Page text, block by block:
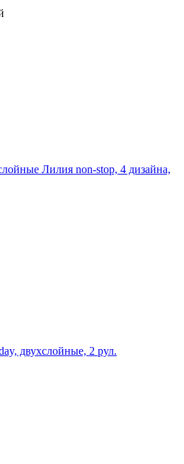
Лилия non-stop, 4 дизайна,
двухслойные, 2 рул.